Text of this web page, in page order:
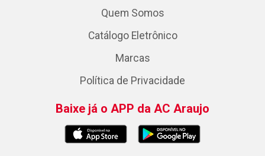
Quem Somos
Catálogo Eletrônico
Marcas
Política de Privacidade
Baixe já o APP da AC Araujo